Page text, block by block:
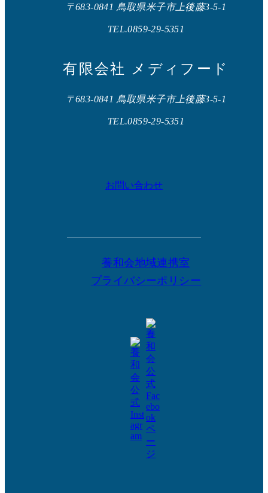
〒683-0841 鳥取県米子市上後藤3-5-1
TEL.0859-29-5351
有限会社 メディフード
〒683-0841 鳥取県米子市上後藤3-5-1
TEL.0859-29-5351
お問い合わせ
養和会地域連携室
プライバシーポリシー